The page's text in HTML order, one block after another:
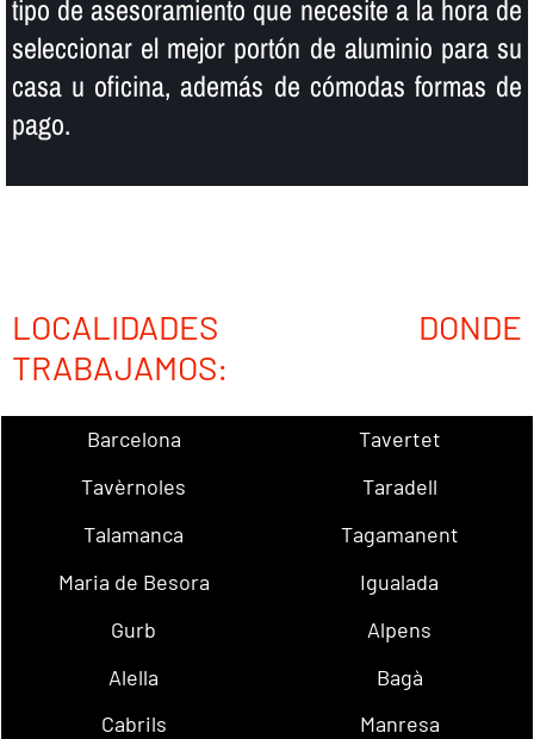
tipo de asesoramiento que necesite a la hora de
seleccionar el mejor portón de aluminio para su
casa u oficina, además de cómodas formas de
pago.
LOCALIDADES DONDE
TRABAJAMOS:
Barcelona
Tavertet
Tavèrnoles
Taradell
Talamanca
Tagamanent
Maria de Besora
Igualada
Gurb
Alpens
Alella
Bagà
Cabrils
Manresa